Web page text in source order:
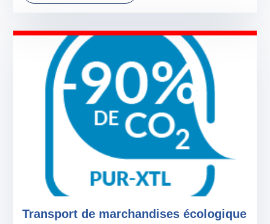
ACCUEIL
AGENCES
TRANSPORT
DISTRIBUTION
AFFRÊTEMENT
ACTUALITÉS
GUIDES ET LIVRES BLANCS
Transport de marchandises écologique